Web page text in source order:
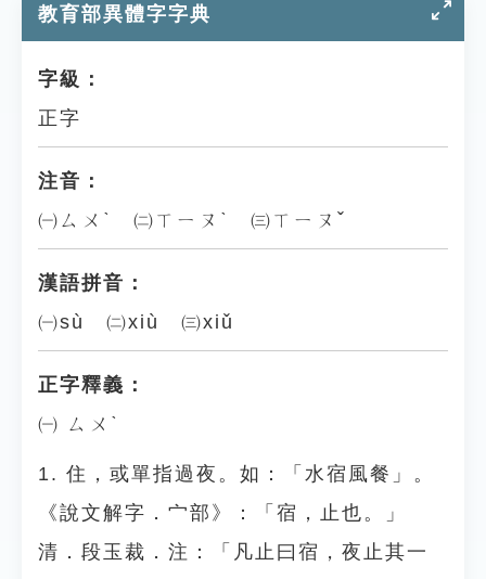
教育部異體字字典
字級：
正字
注音：
㈠ㄙㄨˋ ㈡ㄒㄧㄡˋ ㈢ㄒㄧㄡˇ
漢語拼音：
㈠sù ㈡xiù ㈢xiǔ
正字釋義：
㈠ ㄙㄨˋ
1. 住，或單指過夜。如：「水宿風餐」。
《說文解字．宀部》：「宿，止也。」
清．段玉裁．注：「凡止曰宿，夜止其一